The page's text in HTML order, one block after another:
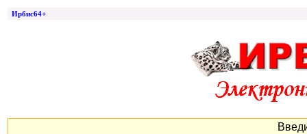
Ирбис64+